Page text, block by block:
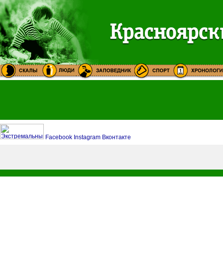
Facebook Instagram Вконтакте